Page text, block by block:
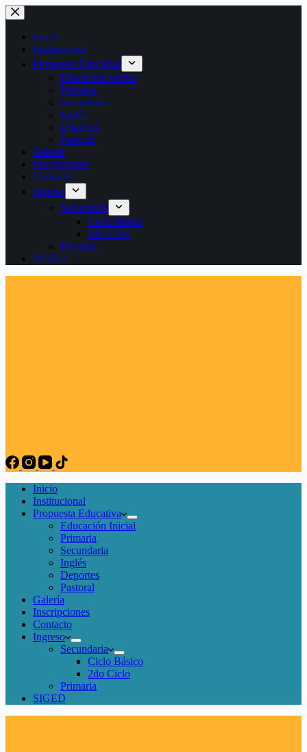
Saltar
al
contenido
Inicio
Institucional
Propuesta Educativa
Educación Inicial
Primaria
Secundaria
Inglés
Deportes
Pastoral
Galería
Inscripciones
Contacto
Ingreso
Secundaria
Ciclo Básico
2do Ciclo
Primaria
SIGED
Inicio
Institucional
Propuesta Educativa
Educación Inicial
Primaria
Secundaria
Inglés
Deportes
Pastoral
Galería
Inscripciones
Contacto
Ingreso
Secundaria
Ciclo Básico
2do Ciclo
Primaria
SIGED